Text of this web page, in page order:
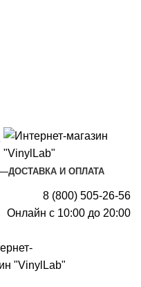
ДОСТАВКА И ОПЛАТА
8 (800) 505-26-56
Онлайн с 10:00 до 20:00